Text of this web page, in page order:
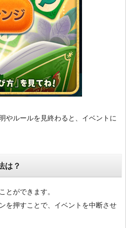
やルールを見終わると、イベントに
は？
とができます。
を押すことで、イベントを中断させ